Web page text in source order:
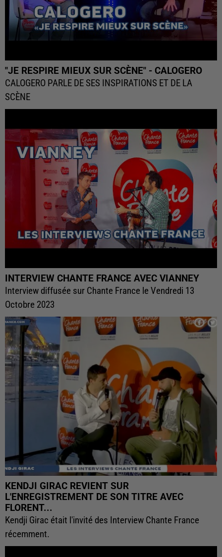
"JE RESPIRE MIEUX SUR SCÈNE" - CALOGERO
CALOGERO PARLE DE SES INSPIRATIONS ET DE LA
SCÈNE
INTERVIEW CHANTE FRANCE AVEC VIANNEY
Interview diffusée sur Chante France le Vendredi 13
Octobre 2023
KENDJI GIRAC REVIENT SUR
L'ENREGISTREMENT DE SON TITRE AVEC
FLORENT...
Kendji Girac était l'invité des Interview Chante France
récemment.